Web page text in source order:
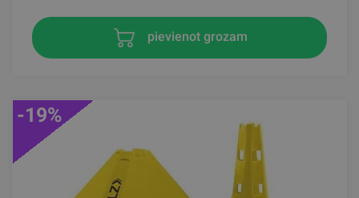
pievienot grozam
-19%